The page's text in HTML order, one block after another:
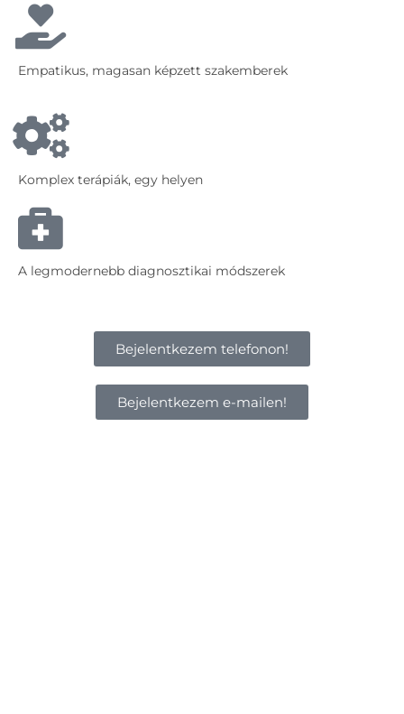
Empatikus, magasan képzett szakemberek
Komplex terápiák, egy helyen
A legmodernebb diagnosztikai módszerek
Bejelentkezem telefonon!
Bejelentkezem e-mailen!